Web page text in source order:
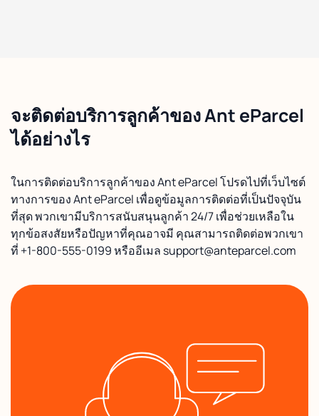
จะติดต่อบริการลูกค้าของ Ant eParcel
ได้อย่างไร
ในการติดต่อบริการลูกค้าของ Ant eParcel โปรดไปที่เว็บไซต์
ทางการของ Ant eParcel เพื่อดูข้อมูลการติดต่อที่เป็นปัจจุบัน
ที่สุด พวกเขามีบริการสนับสนุนลูกค้า 24/7 เพื่อช่วยเหลือใน
ทุกข้อสงสัยหรือปัญหาที่คุณอาจมี คุณสามารถติดต่อพวกเขา
ที่ +1-800-555-0199 หรืออีเมล support@anteparcel.com